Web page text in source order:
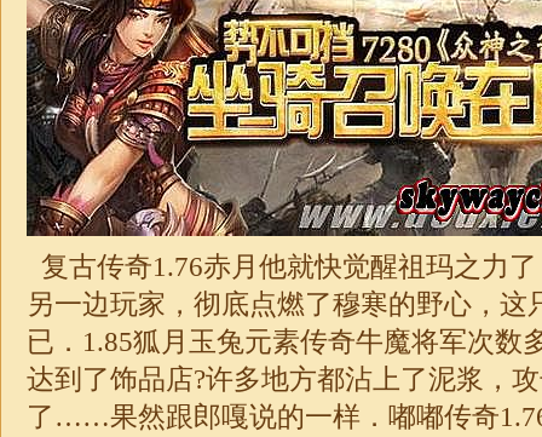
复古传奇1.76赤月他就快觉醒祖玛之力
另一边玩家，彻底点燃了穆寒的野心，这
已． 1.85狐月玉兔元素传奇牛魔将军次数
达到了饰品店?许多地方都沾上了泥浆，
了……果然跟郎嘎说的一样． 嘟嘟传奇